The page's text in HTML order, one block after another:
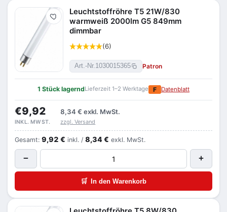
Merken
Leuchtstoffröhre T5 21W/830
warmweiß 2000lm G5 849mm
dimmbar
(6)
Art.-Nr.1030015365 Patron
1 Stück lagerndLieferzeit 1–2 Werktage F Datenblatt
€9,92 8,34 € exkl. MwSt.
INKL. MWST. zzgl. Versand
Gesamt: 9,92 € inkl. / 8,34 € exkl. MwSt.
− +
🛒 In den Warenkorb